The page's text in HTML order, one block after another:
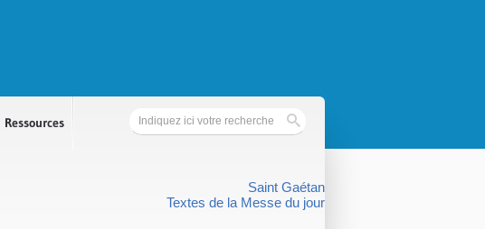
Ressources
Saint Gaétan
Textes de la Messe du jour